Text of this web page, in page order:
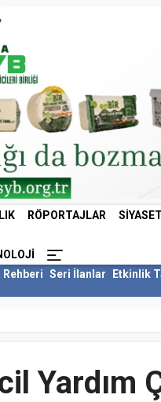
RÖPORTAJLAR SIYASET
Rehberi Seri İlanlar
Etkinlik
Yardım